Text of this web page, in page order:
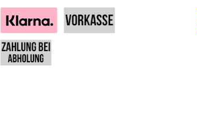
Klarna